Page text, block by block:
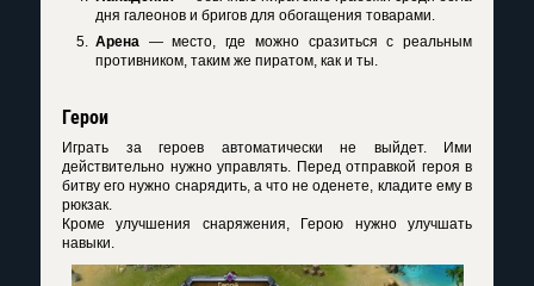
дня галеонов и бригов для обогащения товарами.
Арена — место, где можно сразиться с реальным
противником, таким же пиратом, как и ты.
Герои
Играть за героев автоматически не выйдет. Ими
действительно нужно управлять. Перед отправкой героя в
битву его нужно снарядить, а что не оденете, кладите ему в
рюкзак.
Кроме улучшения снаряжения, Герою нужно улучшать
навыки.